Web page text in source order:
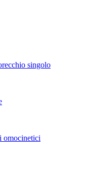
singolo
omocinetici